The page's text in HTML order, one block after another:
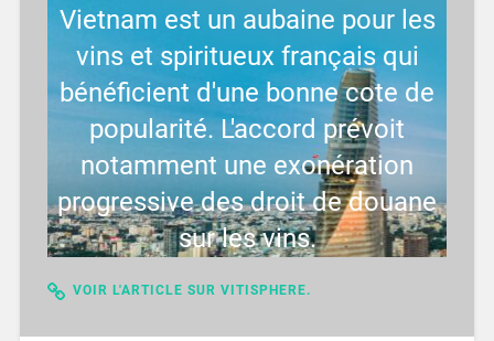
Vietnam est un aubaine pour les
vins et spiritueux français qui
bénéficient d'une bonne cote de
popularité. L'accord prévoit
notamment une exonération
progressive des droit de douane
sur les vins.
VOIR L'ARTICLE SUR VITISPHERE.